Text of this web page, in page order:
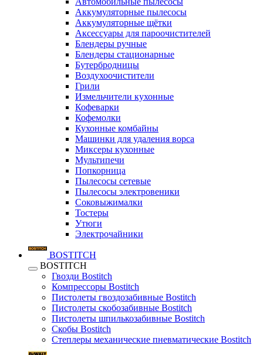
Аккумуляторные пылесосы
Аккумуляторные щётки
Аксессуары для пароочистителей
Блендеры ручные
Блендеры стационарные
Бутербродницы
Воздухоочистители
Грили
Измельчители кухонные
Кофеварки
Кофемолки
Кухонные комбайны
Машинки для удаления ворса
Миксеры кухонные
Мультипечи
Попкорница
Пылесосы сетевые
Пылесосы электровеники
Соковыжималки
Тостеры
Утюги
Электрочайники
BOSTITCH
BOSTITCH
Гвозди Bostitch
Компрессоры Bostitch
Пистолеты гвоздозабивные Bostitch
Пистолеты скобозабивные Bostitch
Пистолеты шпилькозабивные Bostitch
Скобы Bostitch
Степлеры механические пневматические Bostitch